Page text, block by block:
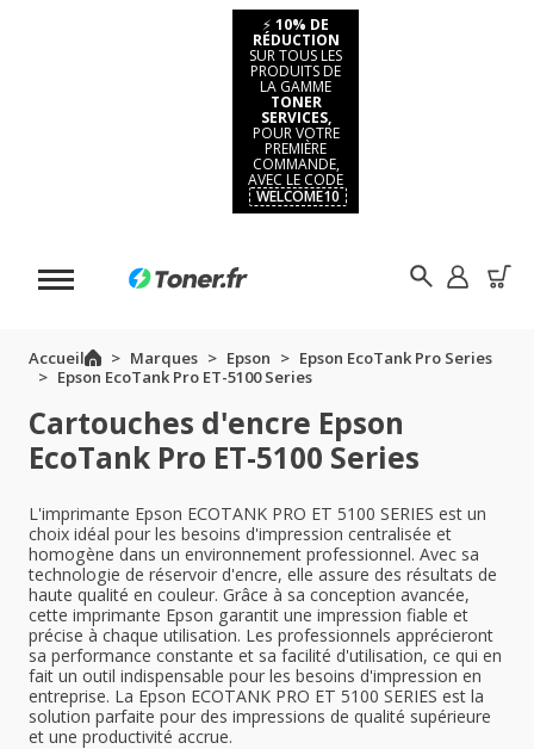
⚡ 10% DE
RÉDUCTION
SUR TOUS LES
PRODUITS DE
LA GAMME
TONER
SERVICES,
POUR VOTRE
PREMIÈRE
COMMANDE,
AVEC LE CODE
WELCOME10
Accueil Marques Epson
Epson EcoTank Pro Series
Epson EcoTank Pro ET-5100 Series
Cartouches d'encre Epson
EcoTank Pro ET-5100 Series
L'imprimante Epson ECOTANK PRO ET 5100 SERIES est un
choix idéal pour les besoins d'impression centralisée et
homogène dans un environnement professionnel. Avec sa
technologie de réservoir d'encre, elle assure des résultats de
haute qualité en couleur. Grâce à sa conception avancée,
cette imprimante Epson garantit une impression fiable et
précise à chaque utilisation. Les professionnels apprécieront
sa performance constante et sa facilité d'utilisation, ce qui en
fait un outil indispensable pour les besoins d'impression en
entreprise. La Epson ECOTANK PRO ET 5100 SERIES est la
solution parfaite pour des impressions de qualité supérieure
et une productivité accrue.